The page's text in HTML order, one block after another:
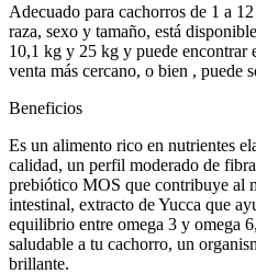
Adecuado para cachorros de 1 a
raza, sexo y tamaño, está
10,1 kg y 25 kg y puede encontrar
venta más cercano, o bien , puede
Beneficios
Es un alimento rico en nutrientes
calidad, un perfil moderado de
prebiótico MOS que contribuye al
intestinal, extracto de Yucca que
equilibrio entre omega 3 y omega
saludable a tu cachorro, un
brillante.